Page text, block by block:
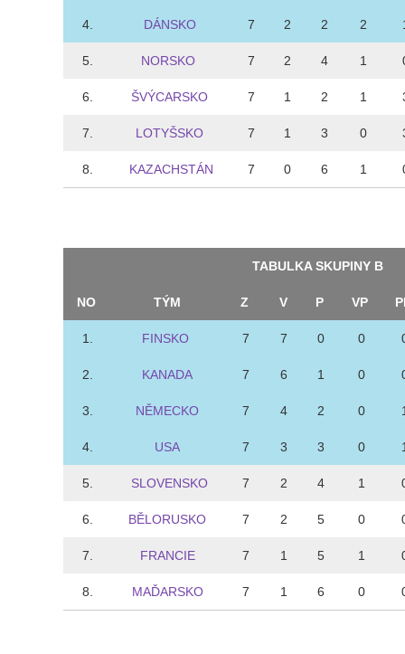
4. DÁNSKO 7 2 2 2
5. NORSKO 7 2 4 1
6. ŠVÝCARSKO 7 1 2 1
7. LOTYŠSKO 7 1 3 0
8. KAZACHSTÁN 7 0 6 1
TABULKA SKUPINY B
NO TÝM Z V P VP
1. FINSKO 7 7 0 0
2. KANADA 7 6 1 0
3. NĚMECKO 7 4 2 0
4. USA 7 3 3 0
5. SLOVENSKO 7 2 4 1
6. BĚLORUSKO 7 2 5 0
7. FRANCIE 7 1 5 1
8. MAĎARSKO 7 1 6 0